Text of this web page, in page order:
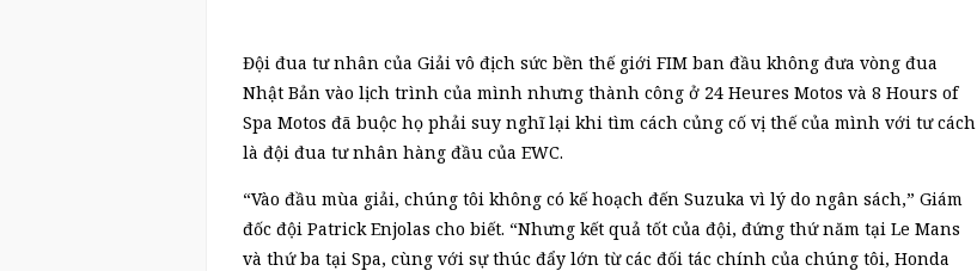
Đội đua tư nhân của Giải vô địch sức bền thế giới FIM ban đầu không đưa vòng đua
Nhật Bản vào lịch trình của mình nhưng thành công ở 24 Heures Motos và 8 Hours of
Spa Motos đã buộc họ phải suy nghĩ lại khi tìm cách củng cố vị thế của mình với tư cách
là đội đua tư nhân hàng đầu của EWC.
“Vào đầu mùa giải, chúng tôi không có kế hoạch đến Suzuka vì lý do ngân sách,” Giám
đốc đội Patrick Enjolas cho biết. “Nhưng kết quả tốt của đội, đứng thứ năm tại Le Mans
và thứ ba tại Spa, cùng với sự thúc đẩy lớn từ các đối tác chính của chúng tôi, Honda